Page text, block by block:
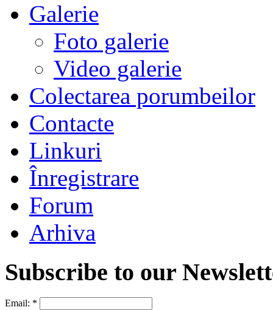
Galerie
Foto galerie
Video galerie
Colectarea porumbeilor
Contacte
Linkuri
Înregistrare
Forum
Arhiva
Subscribe to our
Email: *